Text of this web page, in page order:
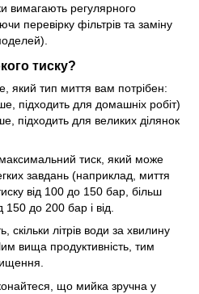
вимагають регулярного
перевірку фільтрів та заміну
тиску?
який тип миття вам потрібен:
підходить для домашніх робіт)
підходить для великих ділянок
максимальний тиск, який може
завдань (наприклад, миття
від 100 до 150 бар, більш
до 200 бар і від.
скільки літрів води за хвилину
вища продуктивність, тим
що мийка зручна у